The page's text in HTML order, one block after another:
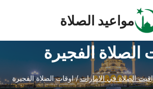
مواعيد الصلاة
الصلاة الفجيرة
الصلاة في الامارات/اوقات الصلاة الفجيرة